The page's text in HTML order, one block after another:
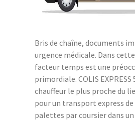
Bris de chaîne, documents
urgence médicale. Dans
facteur temps est une
primordiale. COLIS
chauffeur le plus proche du
pour un transport express
palettes par coursier dans